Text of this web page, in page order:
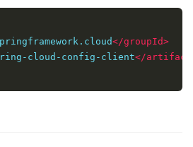
</groupId>
cloud-config-client</